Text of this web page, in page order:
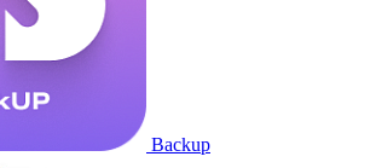
Backup